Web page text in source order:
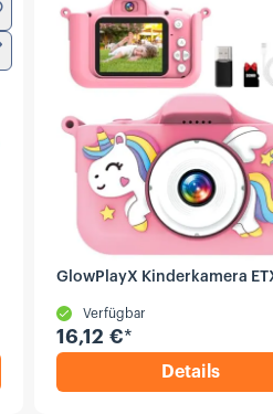
Wunschliste hinzufügen
blau
GlowPlayX Kinderkamera
Verfügbar
16,12 €*
Details
,